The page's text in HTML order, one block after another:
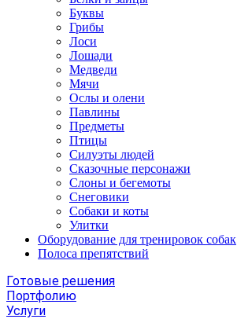
Буквы
Грибы
Лоси
Лошади
Медведи
Мячи
Ослы и олени
Павлины
Предметы
Птицы
Силуэты людей
Сказочные персонажи
Слоны и бегемоты
Снеговики
Собаки и коты
Улитки
Оборудование для тренировок собак
Полоса препятствий
Готовые решения
Портфолию
Услуги